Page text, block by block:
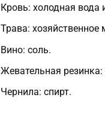
Кровь: холодная вода
Трава: хозяйственное
Вино: соль.
Жевательная
Чернила: спирт.